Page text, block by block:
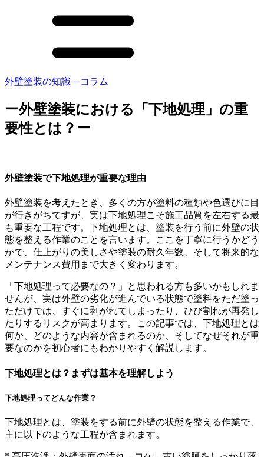
外壁塗装の知識－コラム
ー外壁塗装における「下地処理」の重
要性とは？ー
外壁塗装で下地処理が重要な理由
外壁塗装を考えたとき、多くの方が塗料の種類や色選びに目
が行きがちですが、実は下地処理こそ施工品質を左右する最
も重要な工程です。下地処理とは、塗装を行う前に外壁の状
態を整える作業のことを言います。ここを丁寧に行うかどう
かで、仕上がりの美しさや塗装の耐久年数、そして将来的な
メンテナンス費用まで大きく変わります。
「下地処理って必要なの？」と思われる方も多いかもしれま
せんが、実は外壁の劣化が進んでいる状態で塗料をただ塗っ
ただけでは、すぐに剥がれてしまったり、ひび割れが再発し
たりするリスクが高まります。この記事では、下地処理とは
何か、どのような内容が含まれるのか、そしてなぜそれが重
要なのかを初心者にもわかりやすく解説します。
下地処理とは？まずは基本を理解しよう
下地処理ってどんな作業？
下地処理とは、塗装をする前に外壁の状態を整える作業で、
主に以下のような工程が含まれます。